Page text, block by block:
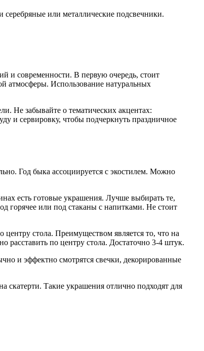
или металлические подсвечники.
и современности. В первую очередь, стоит
атмосферы. Использование натуральных
Не забывайте о тематических акцентах:
и сервировку, чтобы подчеркнуть праздничное
Год быка ассоциируется с экостилем. Можно
есть готовые украшения. Лучше выбирать те,
горячее или под стаканы с напитками. Не стоит
стола. Преимуществом является то, что на
по центру стола. Достаточно 3-4 штук.
и эффектно смотрятся свечки, декорированные
Такие украшения отлично подходят для